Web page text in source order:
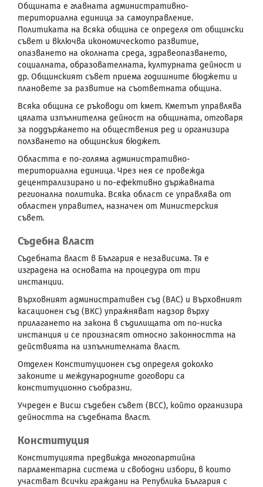
Общината е главната административно-
териториална единица за самоуправление.
Политиката на всяка община се определя от общински
съвет и включва икономическото развитие,
опазването на околната среда, здравеопазването,
социалната, образователната, културната дейност и
др. Общинският съвет приема годишните бюджети и
плановете за развитие на съответната община.
Всяка община се ръководи от кмет. Кметът управлява
цялата изпълнителна дейност на общината, отговаря
за поддържането на обществения ред и организира
ползването на общинския бюджет.
Областта е по-голяма административно-
териториална единица. Чрез нея се провежда
децентрализирано и по-ефективно държавната
регионална политика. Всяка област се управлява от
областен управител, назначен от Министерския
съвет.
Съдебна власт
Съдебната власт в България е независима. Тя е
изградена на основата на процедура от три
инстанции.
Върховният административен съд (ВАС) и Върховният
касационен съд (ВКС) упражняват надзор върху
прилагането на закона в съдилищата от по-ниска
инстанция и се произнасят относно законността на
действията на изпълнителната власт.
Отделен Конституционен съд определя доколко
законите и международните договори са
конституционно съобразни.
Учреден е Висш съдебен съвет (ВСС), който организира
дейността на съдебната власт.
Конституция
Конституцията предвижда многопартийна
парламентарна система и свободни избори, в които
участват всички граждани на Република България с